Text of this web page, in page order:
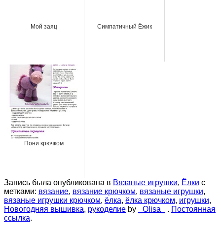
Мой заяц Симпатичный Ёжик
Пони крючком
Запись была опубликована в Вязаные игрушки, Ёлки с
метками: вязание, вязание крючком, вязаные игрушки,
вязаные игрушки крючком, ёлка, ёлка крючком, игрушки,
Новогодняя вышивка, рукоделие by _Olisa_ . Постоянная
ссылка.